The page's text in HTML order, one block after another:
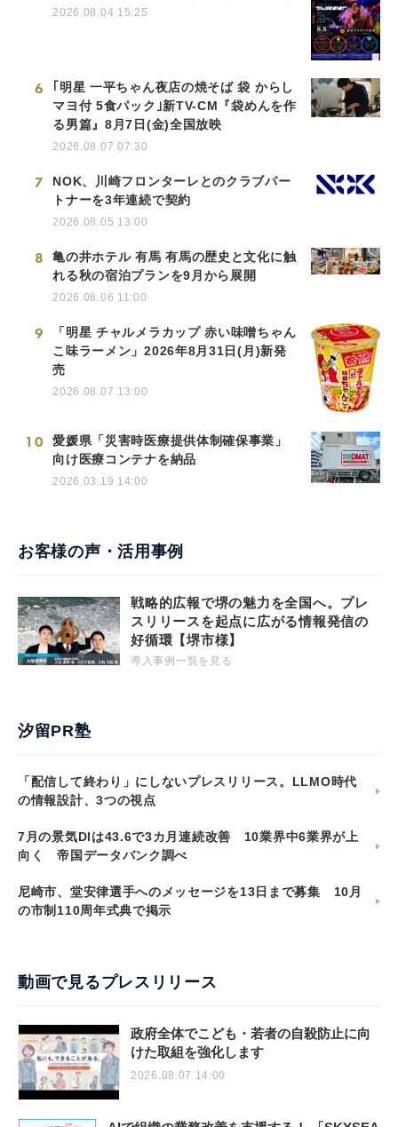
2026.08.04 15:25
6
｢明星 一平ちゃん夜店の焼そば 袋 からし
マヨ付 5食パック｣新TV-CM『袋めんを作
る男篇』8月7日(金)全国放映
2026.08.07 07:30
7
NOK、川崎フロンターレとのクラブパー
トナーを3年連続で契約
2026.08.05 13:00
8
亀の井ホテル 有馬 有馬の歴史と文化に触
れる秋の宿泊プランを9月から展開
2026.08.06 11:00
9
「明星 チャルメラカップ 赤い味噌ちゃん
こ味ラーメン」2026年8月31日(月)新発
売
2026.08.07 13:00
10
愛媛県「災害時医療提供体制確保事業」
向け医療コンテナを納品
2026.03.19 14:00
お客様の声・活用事例
戦略的広報で堺の魅力を全国へ。プレ
スリリースを起点に広がる情報発信の
好循環【堺市様】
導入事例一覧を見る
汐留PR塾
「配信して終わり」にしないプレスリリース。LLMO時代
の情報設計、3つの視点
7月の景気DIは43.6で3カ月連続改善 10業界中6業界が上
向く 帝国データバンク調べ
尼崎市、堂安律選手へのメッセージを13日まで募集 10月
の市制110周年式典で掲示
動画で見るプレスリリース
政府全体でこども・若者の自殺防止に向
けた取組を強化します
2026.08.07 14:00